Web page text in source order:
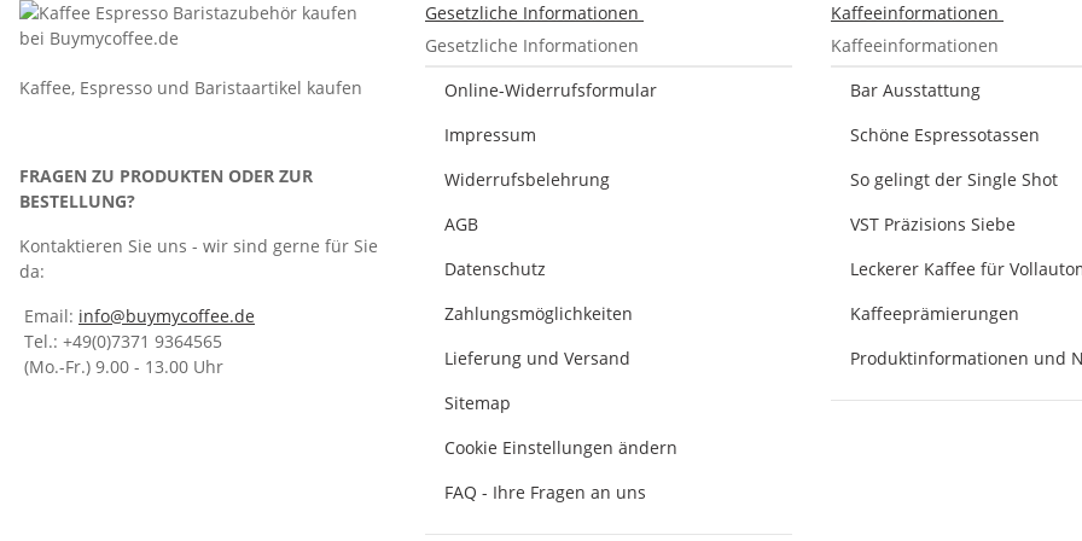
Kaffee, Espresso und Baristaartikel kaufen
FRAGEN ZU PRODUKTEN ODER ZUR
BESTELLUNG?
Kontaktieren Sie uns - wir sind gerne für Sie
da:
Email: info@buymycoffee.de
Tel.: +49(0)7371 9364565
(Mo.-Fr.) 9.00 - 13.00 Uhr
Gesetzliche Informationen
Gesetzliche Informationen
Online-Widerrufsformular
Impressum
Widerrufsbelehrung
AGB
Datenschutz
Zahlungsmöglichkeiten
Lieferung und Versand
Sitemap
Cookie Einstellungen ändern
FAQ - Ihre Fragen an uns
Kaffeeinformationen
Kaffeeinformationen
Bar Ausstattung
Schöne Espressotassen
So gelingt der Single Shot
VST Präzisions Siebe
Leckerer Kaffee für
Kaffeeprämierungen
Produktinformationen und